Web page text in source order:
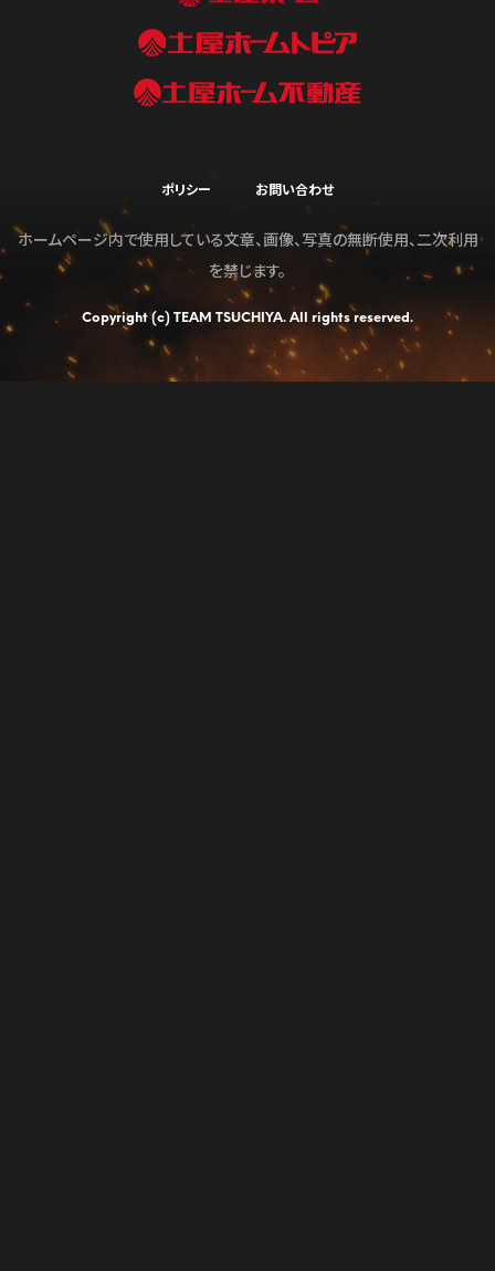
ポリシー お問い合わせ
ホームページ内で使用している文章、画像、写真の無断使用、二次利用
を禁じます。
Copyright (c) TEAM TSUCHIYA. All rights reserved.